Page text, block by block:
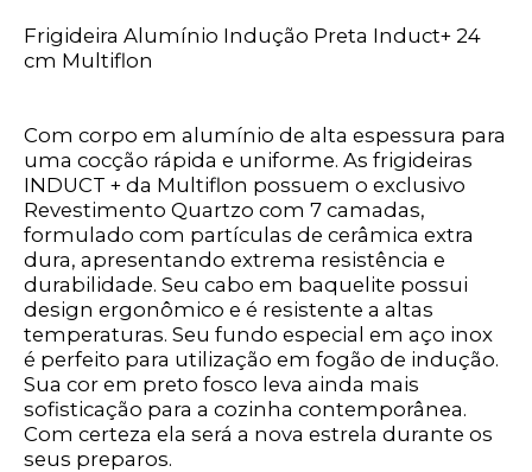
Frigideira Alumínio Indução Preta Induct+ 24
cm Multiflon
Com corpo em alumínio de alta espessura para
uma cocção rápida e uniforme. As frigideiras
INDUCT + da Multiflon possuem o exclusivo
Revestimento Quartzo com 7 camadas,
formulado com partículas de cerâmica extra
dura, apresentando extrema resistência e
durabilidade. Seu cabo em baquelite possui
design ergonômico e é resistente a altas
temperaturas. Seu fundo especial em aço inox
é perfeito para utilização em fogão de indução.
Sua cor em preto fosco leva ainda mais
sofisticação para a cozinha contemporânea.
Com certeza ela será a nova estrela durante os
seus preparos.